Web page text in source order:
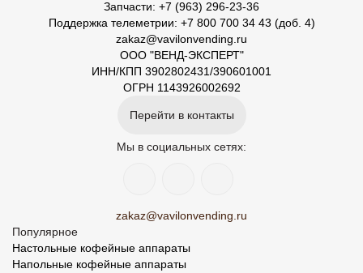
Запчасти: +7 (963) 296-23-36
Поддержка телеметрии: +7 800 700 34 43 (доб. 4)
zakaz@vavilonvending.ru
ООО "ВЕНД-ЭКСПЕРТ"
ИНН/КПП 3902802431/390601001
ОГРН 1143926002692
Перейти в контакты
Мы в социальных сетях:
zakaz@vavilonvending.ru
Популярное
Настольные кофейные аппараты
Напольные кофейные аппараты